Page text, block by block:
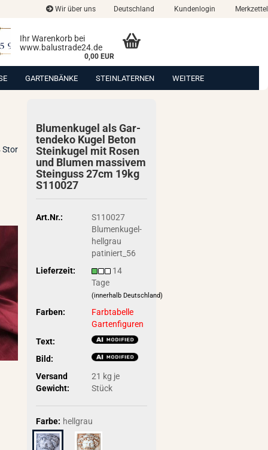
Wir über uns Deutschland Kundenlogin Merkzettel
Ihr Warenkorb bei
www.balustrade24.de
0,00 EUR
GARTENBÄNKE STEINLATERNEN WEITERE
Stor
Blu­men­ku­gel als Gar­
ten­de­ko Kugel Beton
Stein­ku­gel mit Rosen
und Blu­men mas­si­vem
Stein­guss 27cm 19kg
S110027
Art.Nr.:
S110027
Blumenkugel-
hellgrau
patiniert_56
Lieferzeit:
14
Tage
(innerhalb Deutschland)
Farben:
Farbtabelle
Gartenfiguren
Text:
Bild:
Versand
Gewicht:
21 kg je
Stück
Farbe: hellgrau